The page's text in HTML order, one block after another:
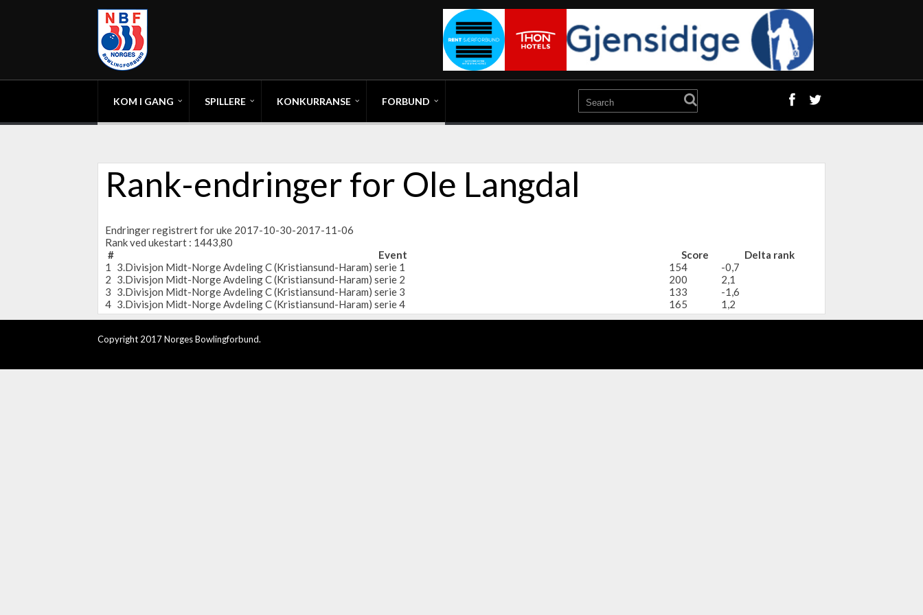
KOM I GANG SPILLERE KONKURRANSE FORBUND
Rank-endringer for Ole Langdal
Endringer registrert for uke 2017-10-30-2017-11-06
Rank ved ukestart : 1443,80
#
Event Score
Delta rank
1
3.Divisjon Midt-Norge Avdeling C (Kristiansund-Haram) serie 1 154
-0,7
2 3.Divisjon Midt-Norge Avdeling C (Kristiansund-Haram) serie 2 200
2,1
3 3.Divisjon Midt-Norge Avdeling C (Kristiansund-Haram) serie 3 133
-1,6
4 3.Divisjon Midt-Norge Avdeling C (Kristiansund-Haram) serie 4 165 1,2
Copyright 2017 Norges Bowlingforbund.